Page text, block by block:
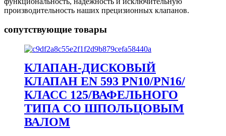
производительность наших прецизионных клапанов.
сопутствующие товары
КЛАПАН-ДИСКОВЫЙ
КЛАПАН EN 593 PN10/PN16/
КЛАСС 125/ВАФЕЛЬНОГО
ТИПА СО ШПОЛЬЦОВЫМ
ВАЛОМ